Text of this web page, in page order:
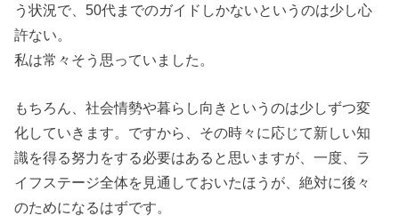
う状況で、50代までのガイドしかないというのは少し心
許ない。
私は常々そう思っていました。
もちろん、社会情勢や暮らし向きというのは少しずつ変
化していきます。ですから、その時々に応じて新しい知
識を得る努力をする必要はあると思いますが、一度、ラ
イフステージ全体を見通しておいたほうが、絶対に後々
のためになるはずです。